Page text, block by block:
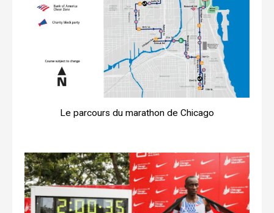
Le parcours du marathon de Chicago